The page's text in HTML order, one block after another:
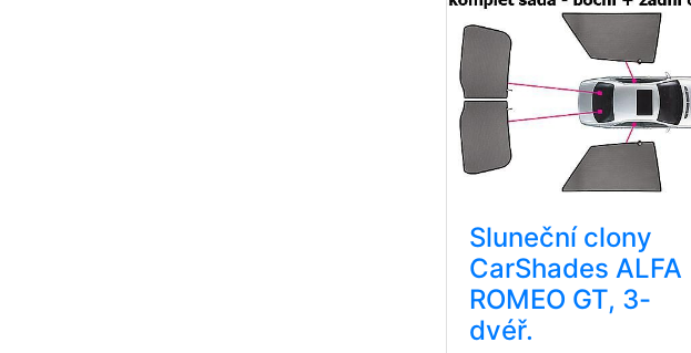
Sluneční clony
CarShades ALFA
ROMEO GT, 3-
dvéř.